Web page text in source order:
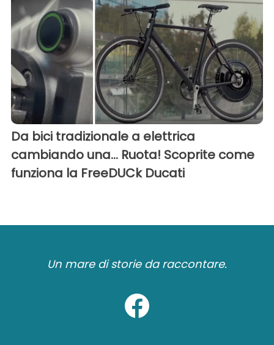
Da bici tradizionale a elettrica
cambiando una... Ruota! Scoprite come
funziona la FreeDUCk Ducati
Un mare di storie da raccontare.